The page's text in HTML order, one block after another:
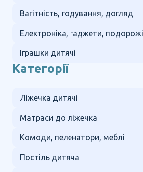
Вагітність, годування, догляд
Електроніка, гаджети, подорожі
Іграшки дитячі
Категорії
Ліжечка дитячі
Матраси до ліжечка
Комоди, пеленатори, меблі
Постіль дитяча